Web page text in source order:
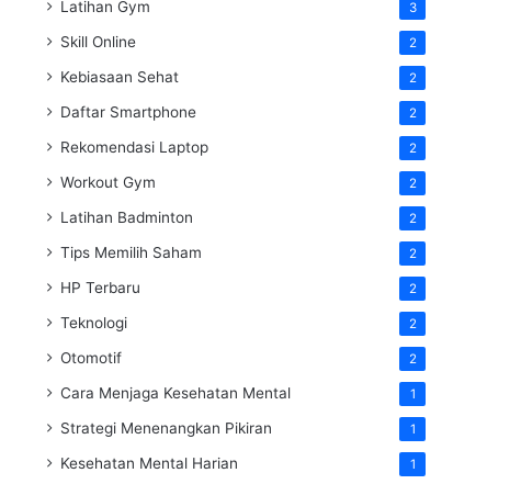
Latihan Gym 3
Skill Online 2
Kebiasaan Sehat 2
Daftar Smartphone 2
Rekomendasi Laptop 2
Workout Gym 2
Latihan Badminton 2
Tips Memilih Saham 2
HP Terbaru 2
Teknologi 2
Otomotif 2
Cara Menjaga Kesehatan Mental 1
Strategi Menenangkan Pikiran 1
Kesehatan Mental Harian 1